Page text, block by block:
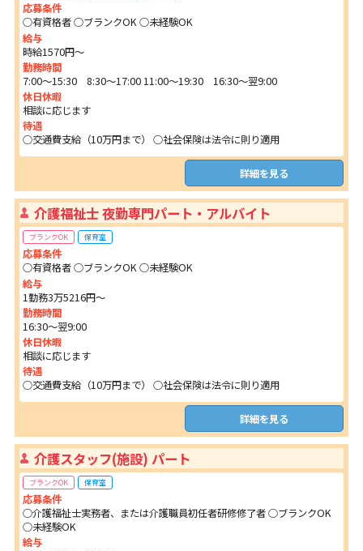
応募条件
○有資格者 ○ブランクOK ○未経験OK
給与
時給1570円～
勤務時間
7:00～15:30 8:30～17:00 11:00～19:30 16:30～翌9:00
休日休暇
相談に応じます
待遇
○交通費支給（10万円まで） ○社会保険は法令に則り適用
詳細を見る
介護福祉士 夜勤専門パート・アルバイト
ブランクOK 保育室
応募条件
○有資格者 ○ブランクOK ○未経験OK
給与
1勤務3万5216円〜
勤務時間
16:30～翌9:00
休日休暇
相談に応じます
待遇
○交通費支給（10万円まで） ○社会保険は法令に則り適用
詳細を見る
介護スタッフ(施設) パート
ブランクOK 保育室
応募条件
○介護福祉士実務者、または介護職員初任者研修修了者 ○ブランクOK
○未経験OK
給与